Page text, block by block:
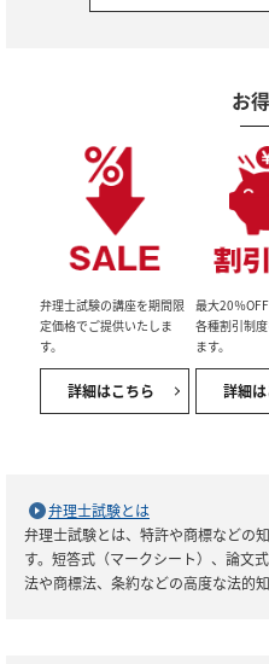
お
弁理士試験の講座を期間限
定価格でご提供いたしま
す。
詳細はこちら
最大20％OFF
各種割引制
ます。
詳細
弁理士試験とは
弁理士試験とは、特許や商標などの
す。短答式（マークシート）、論文
法や商標法、条約などの高度な法的